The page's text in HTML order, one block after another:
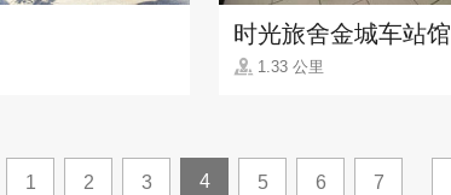
时光旅舍金城车站馆
1.33 公里
1 2 3 4 5 6 7